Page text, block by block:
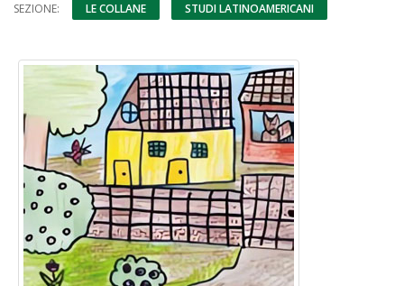
SEZIONE: LE COLLANE STUDI LATINOAMERICANI